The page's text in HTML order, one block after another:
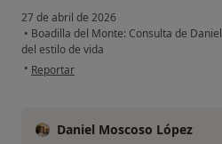
27 de abril de 2026
• Boadilla del Monte: Consulta de
del estilo de vida
• en opinión del usuario Nieves
Reportar
Daniel Moscoso López